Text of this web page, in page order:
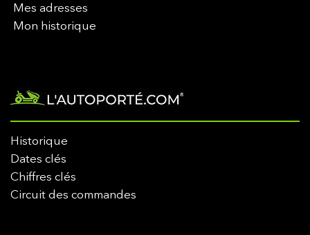
Mes adresses
Mon historique
Historique
Dates clés
Chiffres clés
Circuit des commandes